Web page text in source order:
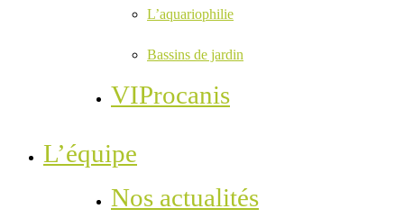
L’aquariophilie
Bassins de jardin
VIProcanis
L’équipe
Nos actualités